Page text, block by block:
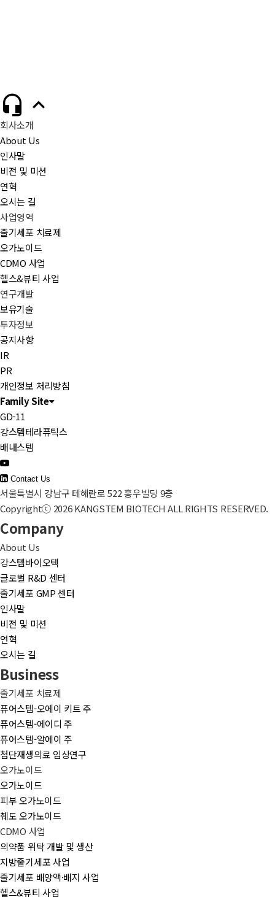
신주발행 및 주식명의개서 정지 공고_210802.pdf
 
회사소개
About Us
인사말
비전 및 미션
연혁
오시는 길
사업영역
줄기세포 치료제
오가노이드
CDMO 사업
헬스&뷰티 사업
연구개발
보유기술
투자정보
공지사항
IR
PR
개인정보 처리방침
Family Site
GD-11
강스템테라퓨틱스
배내스템
Contact Us
서울특별시 강남구 테헤란로 522 홍우빌딩 9층
Copyrightⓒ 2026 KANGSTEM BIOTECH ALL RIGHTS RESERVED.
Company
About Us
강스템바이오텍
글로벌 R&D 센터
줄기세포 GMP 센터
인사말
비전 및 미션
연혁
오시는 길
Business
줄기세포 치료제
퓨어스템-오에이 키트 주
퓨어스템-에이디 주
퓨어스템-알에이 주
첨단재생의료 임상연구
오가노이드
오가노이드
피부 오가노이드
췌도 오가노이드
CDMO 사업
의약품 위탁 개발 및 생산
지방줄기세포 사업
줄기세포 배양액·배지 사업
헬스&뷰티 사업